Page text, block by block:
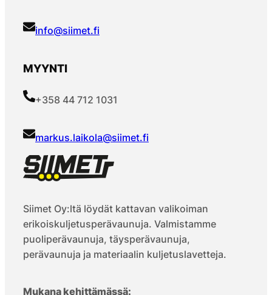
info@siimet.fi
MYYNTI
+358 44 712 1031
markus.laikola@siimet.fi
Siimet Oy:ltä löydät kattavan valikoiman
erikoiskuljetusperävaunuja. Valmistamme
puoliperävaunuja, täysperävaunuja,
perävaunuja ja materiaalin kuljetuslavetteja.
Mukana kehittämässä: